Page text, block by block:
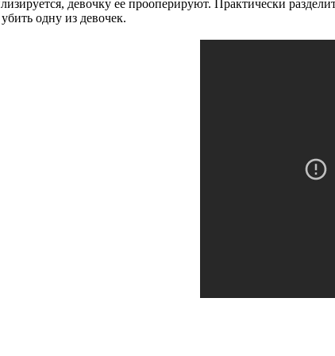
девочку ее прооперируют. Практически
одну из девочек.